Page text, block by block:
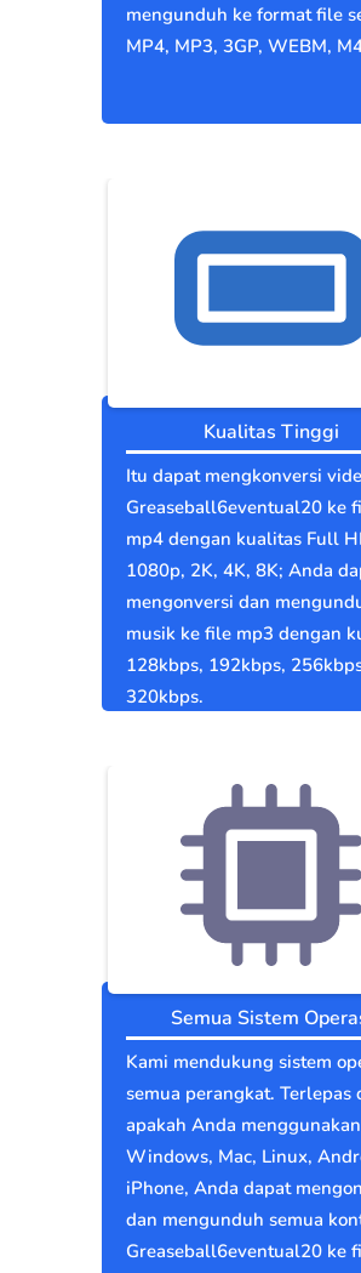
mengunduh ke format file
MP4, MP3, 3GP, WEBM,
Kualitas Tinggi
Itu dapat mengkonversi
Greaseball6eventual20 ke
mp4 dengan kualitas Full
1080p, 2K, 4K, 8K; Anda
mengonversi dan
musik ke file mp3 dengan
128kbps, 192kbps,
320kbps.
Semua Sistem
Kami mendukung sistem
semua perangkat. Terlepas
apakah Anda menggunakan
Windows, Mac, Linux,
iPhone, Anda dapat
dan mengunduh semua
Greaseball6eventual20 ke